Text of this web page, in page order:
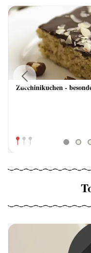
Zucchinikuchen -
Previous